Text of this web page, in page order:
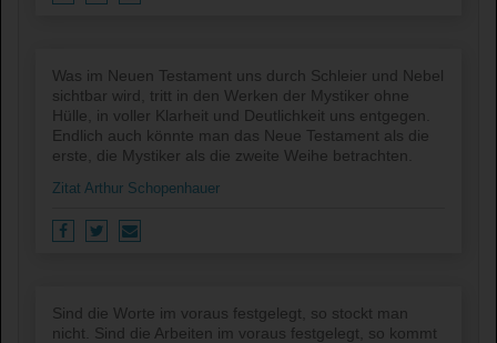
Was im Neuen Testament uns durch Schleier und Nebel
sichtbar wird, tritt in den Werken der Mystiker ohne
Hülle, in voller Klarheit und Deutlichkeit uns entgegen.
Endlich auch könnte man das Neue Testament als die
erste, die Mystiker als die zweite Weihe betrachten.
Zitat Arthur Schopenhauer
Sind die Worte im voraus festgelegt, so stockt man
nicht. Sind die Arbeiten im voraus festgelegt, so kommt